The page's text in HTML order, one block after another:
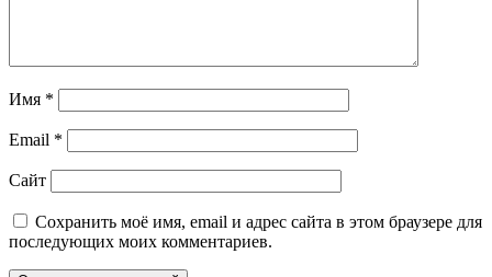
Имя *
Email *
Сайт
Сохранить моё имя, email и адрес сайта в этом браузере для
последующих моих комментариев.